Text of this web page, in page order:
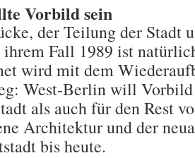
Vorbild sein
der Teilung der Stadt
Fall 1989 ist
wird mit dem
West-Berlin will Vorbild
als auch für den Rest
Architektur und der
bis heute.